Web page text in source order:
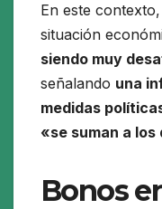
En este
situación
siendo muy
señalando una
medidas
«se suman a
Bonos